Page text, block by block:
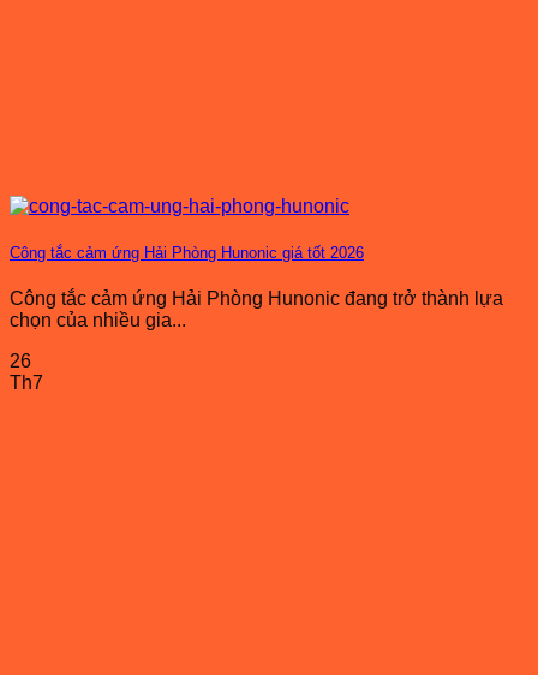
Công tắc cảm ứng Hải Phòng Hunonic giá tốt 2026
Công tắc cảm ứng Hải Phòng Hunonic đang trở thành lựa
chọn của nhiều gia...
26
Th7